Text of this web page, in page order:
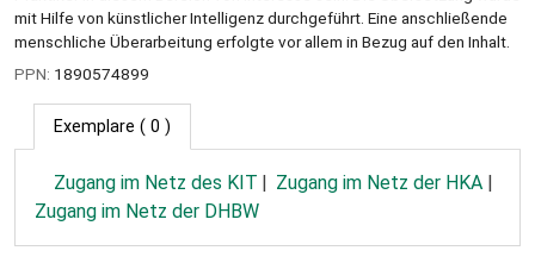
mit Hilfe von künstlicher Intelligenz durchgeführt. Eine anschließende
menschliche Überarbeitung erfolgte vor allem in Bezug auf den Inhalt.
PPN: 1890574899
Exemplare ( 0 )
Zugang im Netz des KIT
Zugang im Netz der HKA
Zugang im Netz der DHBW